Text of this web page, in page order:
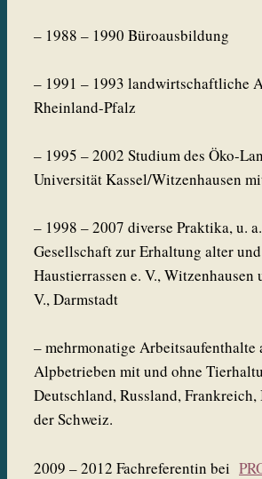
– 1988 – 1990 Büroausbildung
– 1991 – 1993 landwirtschaftliche
Rheinland-Pfalz
– 1995 – 2002 Studium des Öko-
Universität Kassel/Witzenhausen
– 1998 – 2007 diverse Praktika, u.
Gesellschaft zur Erhaltung alter
Haustierrassen e. V., Witzenhausen
V., Darmstadt
– mehrmonatige Arbeitsaufenthalte
Alpbetrieben mit und ohne
Deutschland, Russland,
der Schweiz.
2009 – 2012 Fachreferentin bei